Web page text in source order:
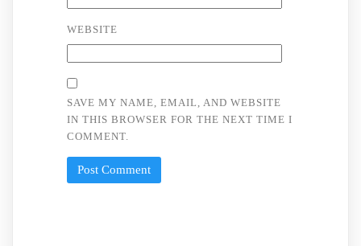
WEBSITE
SAVE MY NAME, EMAIL, AND WEBSITE
IN THIS BROWSER FOR THE NEXT TIME I
COMMENT.